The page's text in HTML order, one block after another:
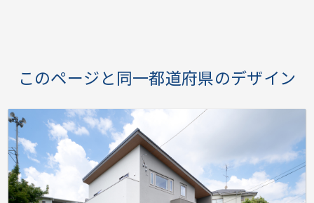
このページと同一都道府県のデザイン